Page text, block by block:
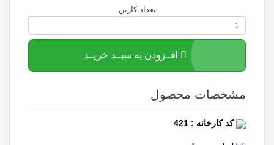
تعداد کارتن
افــزودن به سبــد خریــد
مشخصات محصول
کد کارخانه : 421